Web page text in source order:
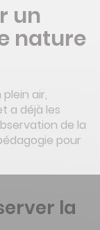
un
nature
air,
a déjà les
de la
pour
la